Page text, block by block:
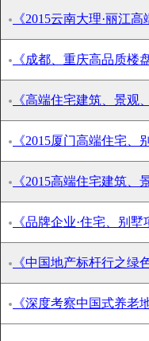
《2015云南大理·丽江
《成都、重庆高品质楼
《高端住宅建筑、景观
《2015厦门高端住宅、
《2015高端住宅建筑、
《品牌企业·住宅、别
《中国地产标杆行之
《深度考察中国式养老